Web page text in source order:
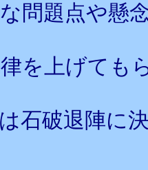
問題点や懸
を上げても
石破退陣に